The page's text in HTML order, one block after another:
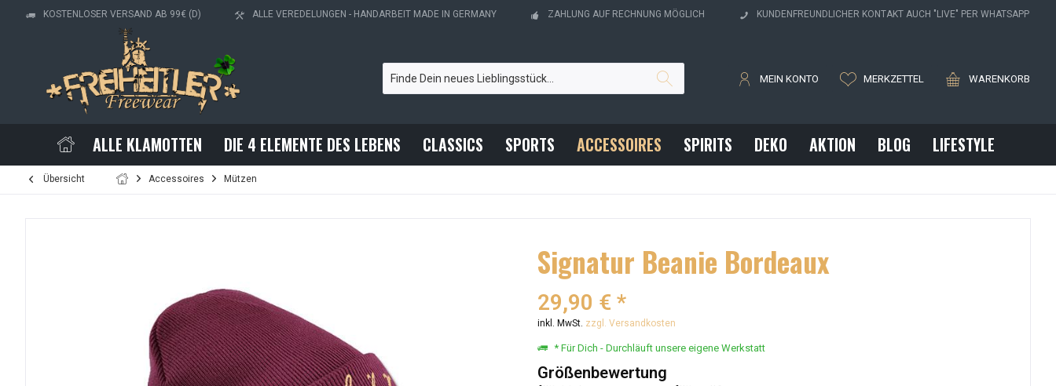
KOSTENLOSER VERSAND AB 99€ (D) ALLE VEREDELUNGEN - HANDARBEIT MADE IN GERMANY ZAHLUNG AUF RECHNUNG MÖGLICH KUNDENFREUNDLICHER KONTAKT AUCH "LIVE" PER WHATSAPP
WARENKORB
MERKZETTEL
MEIN KONTO
ALLE KLAMOTTEN DIE 4 ELEMENTE DES LEBENS CLASSICS SPORTS ACCESSOIRES SPIRITS DEKO AKTION BLOG LIFESTYLE
Übersicht Accessoires Mützen
Signatur Beanie Bordeaux
29,90 € *
inkl. MwSt. zzgl. Versandkosten
* Für Dich - Durchläuft unsere eigene Werkstatt
Größenbewertung